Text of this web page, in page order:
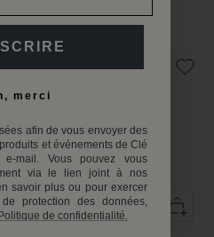
Ajouter
au
merci
afin de vous envoyer des
et événements de Clé
mail. Vous pouvez vous
via le lien joint à nos
savoir plus ou pour exercer
protection des données,
de confidentialité.